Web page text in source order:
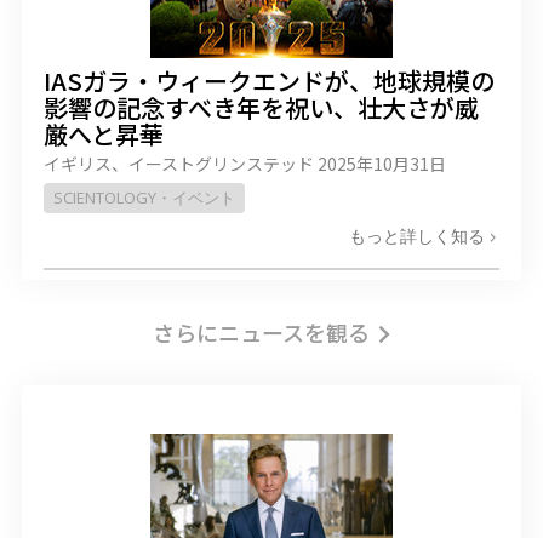
IASガラ・ウィークエンドが、地球規模の
影響の記念すべき年を祝い、壮大さが威
厳へと昇華
イギリス、イーストグリンステッド 2025年10月31日
SCIENTOLOGY・イベント
もっと詳しく知る
さらにニュースを観る